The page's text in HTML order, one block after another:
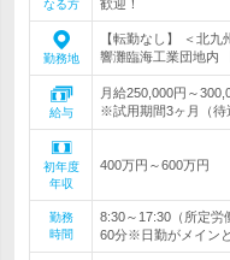
なる方
歓迎！
勤務地
【転勤なし】 ＜北
響灘臨海工業団地内
給与
月給250,000円～
※試用期間3ヶ月（待
初年度
年収
400万円～600万円
勤務
時間
8:30～17:30（所定
60分※日勤がメイン